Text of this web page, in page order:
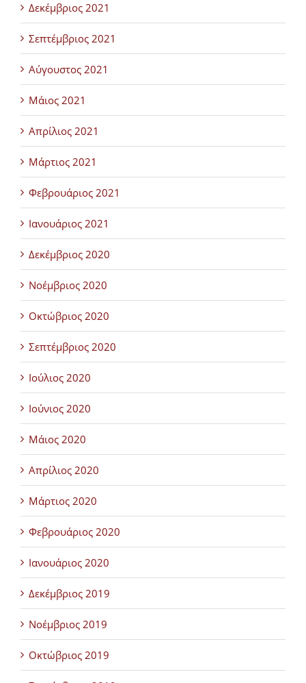
Δεκέμβριος 2021
Σεπτέμβριος 2021
Αύγουστος 2021
Μάιος 2021
Απρίλιος 2021
Μάρτιος 2021
Φεβρουάριος 2021
Ιανουάριος 2021
Δεκέμβριος 2020
Νοέμβριος 2020
Οκτώβριος 2020
Σεπτέμβριος 2020
Ιούλιος 2020
Ιούνιος 2020
Μάιος 2020
Απρίλιος 2020
Μάρτιος 2020
Φεβρουάριος 2020
Ιανουάριος 2020
Δεκέμβριος 2019
Νοέμβριος 2019
Οκτώβριος 2019